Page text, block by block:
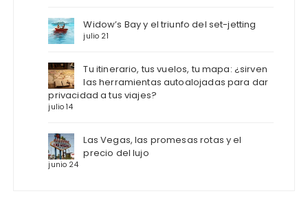
Widow’s Bay y el triunfo del set-jetting
julio 21
Tu itinerario, tus vuelos, tu mapa: ¿sirven
las herramientas autoalojadas para dar
privacidad a tus viajes?
julio 14
Las Vegas, las promesas rotas y el
precio del lujo
junio 24